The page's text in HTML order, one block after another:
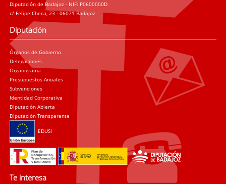
Diputación de Badajoz - NIF: P0600000D
c/ Felipe Checa, 23 - 06071 Badajoz
Diputación
Órganos de Gobierno
Delegaciones
Organigrama
Presupuestos Anuales
Subvenciones
Identidad Corporativa
Diputación Abierta
Diputación Transparente
EDUSI
Te interesa